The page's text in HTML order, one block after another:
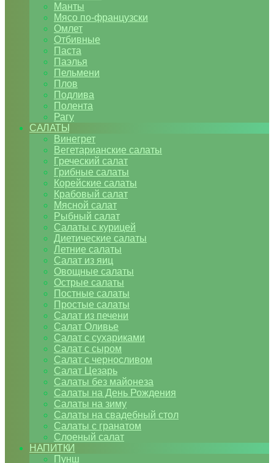
Манты
Мясо по-французски
Омлет
Отбивные
Паста
Паэлья
Пельмени
Плов
Подлива
Полента
Рагу
САЛАТЫ
Винегрет
Вегетарианские салаты
Греческий салат
Грибные салаты
Корейские салаты
Крабовый салат
Мясной салат
Рыбный салат
Салаты с курицей
Диетические салаты
Летние салаты
Салат из яиц
Овощные салаты
Острые салаты
Постные салаты
Простые салаты
Салат из печени
Салат Оливье
Салат с сухариками
Салат с сыром
Салат с черносливом
Салат Цезарь
Салаты без майонеза
Салаты на День Рождения
Салаты на зиму
Салаты на свадебный стол
Салаты с гранатом
Слоеный салат
НАПИТКИ
Пунш